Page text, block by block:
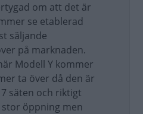
om att det är
se etablerad
säljande
på marknaden.
Modell Y kommer
ta över då den är
säten och riktigt
öppning men